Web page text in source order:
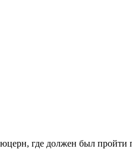
где должен был пройти